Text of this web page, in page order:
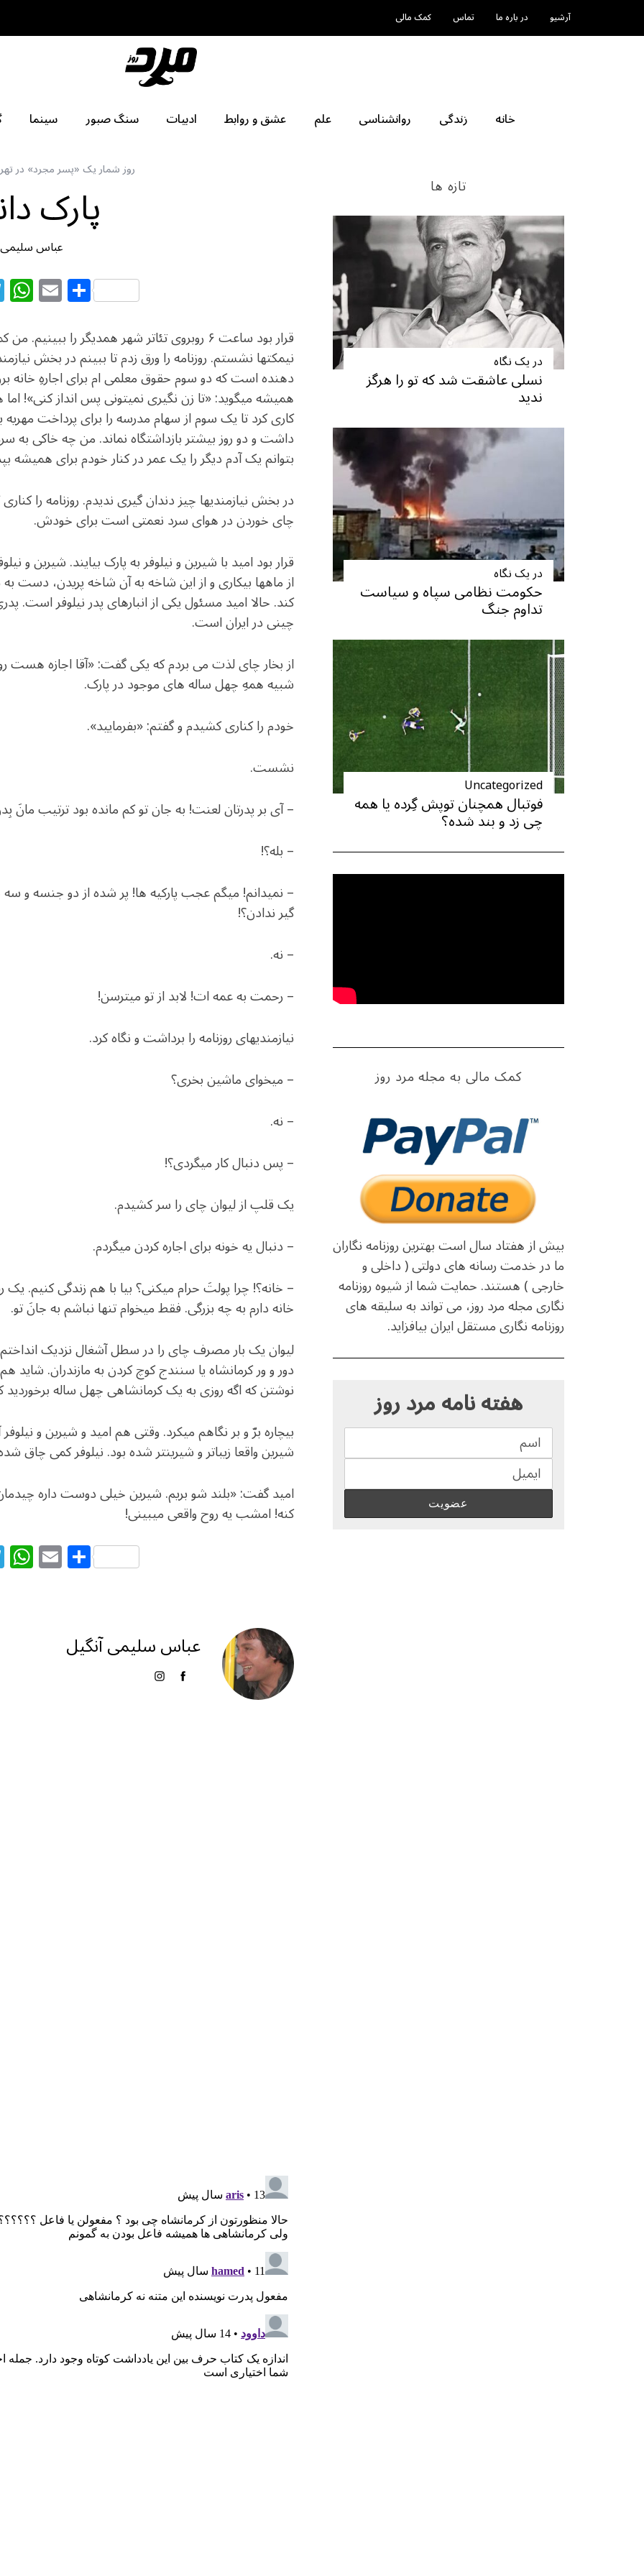
آرشیو در باره ما تماس کمک مالی
خانه زندگی روانشناسی علم عشق و روابط ادبیات سنگ صبور سینما
روز شمار یک «پسر مجرد» در
پارک
عباس سلیمی
T
el
e
g
ra
m
W
h
at
s
A
p
p
E
m
ai
l
S
h
ar
e
قرار بود ساعت ۶ روبروی تئاتر شهر همدیگر را
نیمکت­ها نشستم. روزنامه را ورق زدم تا ببینم در بخش
دهنده است که دو سوم حقوق معلمی­ ام برای اجاره­ِ خانه
همیشه می­گوید: «تا زن نگیری نمی­تونی پس انداز کنی»!
کاری کرد تا یک سوم از سهام مدرسه را برای پرداخت
داشت و دو روز بیشتر بازداشتگاه نماند. من چه خاکی به
بتوانم یک آدم دیگر را یک عمر در کنار خودم برای
در بخش نیازمندی­ها چیز دندان گیری ندیدم. روزنامه را
چای خوردن در هوای سرد نعمتی است برای خودش.
قرار بود امید با شیرین و نیلوفر به پارک بیایند. شیرین
از ماه­ها بیکاری و از این شاخه به آن شاخه پریدن، دست
کند. حالا امید مسئول یکی از انبارهای پدر نیلوفر است.
چینی در ایران است.
از بخار چای لذت می­ بردم که یکی گفت: «آقا اجازه هست
شبیه همه­چهل ساله­ های موجود در پارک.
خودم را کناری کشیدم و گفتم: «بفرمایید».
نشست.
– آی بر پدرتان لعنت! به جان تو کم مانده بود ترتیب­ مانَ
– بله؟!
– نمی­دانم! می­گم عجب پارکیه ها! پر شده از دو جنسه و
گیر ندادن؟!
– نه.
– رحمت به عمه­ ات! لابد از تو می­ترسن!
نیازمندی­های روزنامه را برداشت و نگاه کرد.
– می­خوای ماشین بخری؟
– نه.
– پس دنبال کار می­گردی؟!
یک قلپ از لیوان چای را سر کشیدم.
– دنبال یه خونه برای اجاره کردن می­گردم.
– خانه؟! چرا پولتَ حرام می­کنی؟ بیا با هم زندگی کنیم.
خانه دارم به چه بزرگی. فقط می­خوام تنها نباشم به جانَ تو.
لیوان یک بار مصرف چای را در سطل آشغال نزدیک
دور و ور کرمانشاه یا سنندج کوچ کردن به مازندران.
نوشتن که اگه روزی به یک کرمانشاهی چهل ساله برخوردید
بیچاره برّ و بر نگاهم می­کرد. وقتی هم امید و شیرین و
شیرین واقعا زیباتر و شیرین­تر شده بود. نیلوفر کمی چاق
امید گفت: «بلند شو بریم. شیرین خیلی دوست داره چیدمان
کنه! امشب یه روح واقعی می­بینی!
T
el W
h E
m
l
S
h
e
عباس سلیمی آنگیل
تازه ها
در یک نگاه
نسلی عاشقت شد که تو را هرگز
ندید
در یک نگاه
حکومت نظامی سپاه و سیاست
تداوم جنگ
Uncategorized
فوتبال همچنان توپش گِرده یا همه
چی زد و بند شده؟
کمک مالی به مجله مرد روز
بیش از هفتاد سال است بهترین روزنامه نگاران
ما در خدمت رسانه های دولتی ( داخلی و
خارجی ) هستند. حمایت شما از شیوه روزنامه
نگاری مجله مرد روز، می تواند به سلیقه های
روزنامه نگاری مستقل ایران بیافزاید.
هفته نامه مرد روز
S
r
c
f
r